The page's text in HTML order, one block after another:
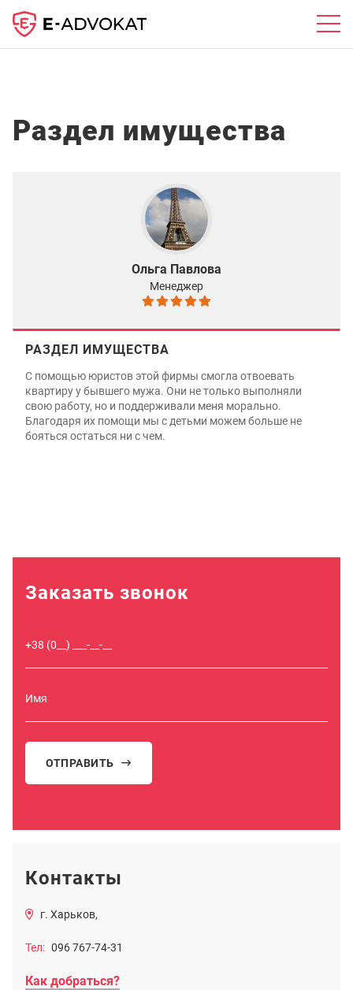
Раздел имущества
Ольга Павлова
Менеджер
РАЗДЕЛ ИМУЩЕСТВА
С помощью юристов этой фирмы смогла отвоевать
квартиру у бывшего мужа. Они не только выполняли
свою работу, но и поддерживали меня морально.
Благодаря их помощи мы с детьми можем больше не
бояться остаться ни с чем.
Заказать звонок
ОТПРАВИТЬ
Контакты
г. Харьков,
Тел: 096 767-74-31
Как добраться?